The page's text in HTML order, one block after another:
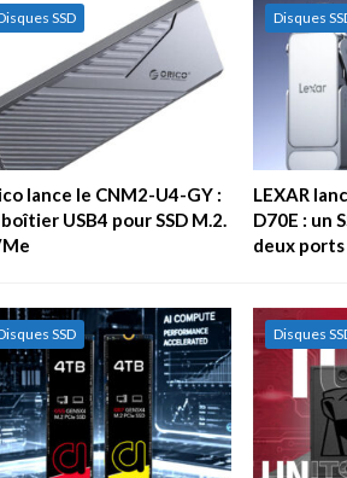
SSD
lance le CNM2-U4-GY :
USB4 pour SSD M.2.
Disques
LEXAR
D70E : un
deux ports
SSD Disques